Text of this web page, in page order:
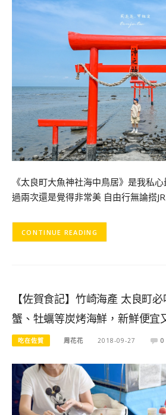
《太良町大魚神社海中鳥居》是我私
過兩次還是覺得非常美 自由行無論搭
CONTINUE READING
【佐賀食記】竹崎海產 太良町
蟹、牡蠣等炭烤海鮮，新鮮便宜
吃在佐賀 周花花 2018-09-27 0